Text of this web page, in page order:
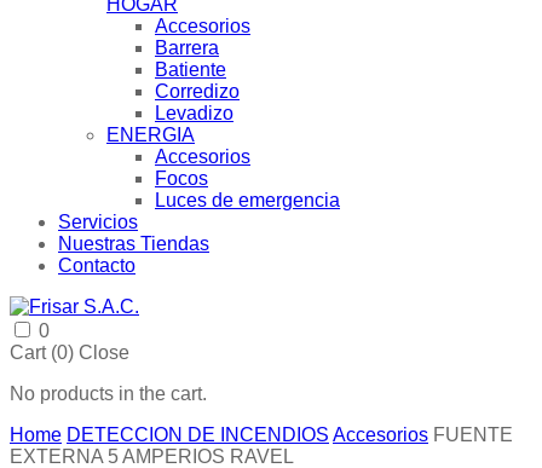
HOGAR
Accesorios
Barrera
Batiente
Corredizo
Levadizo
ENERGIA
Accesorios
Focos
Luces de emergencia
Servicios
Nuestras Tiendas
Contacto
0
Cart (0) Close
No products in the cart.
Home DETECCION DE INCENDIOS Accesorios FUENTE
EXTERNA 5 AMPERIOS RAVEL